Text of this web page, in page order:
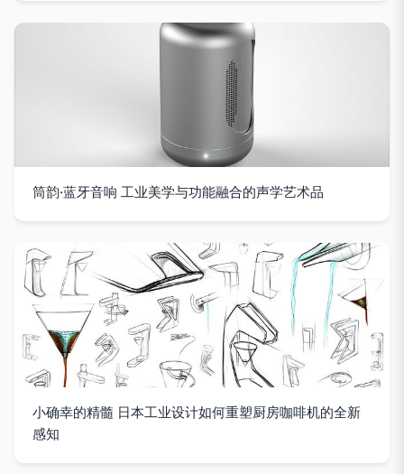
筒韵·蓝牙音响 工业美学与功能融合的声学艺术品
小确幸的精髓 日本工业设计如何重塑厨房咖啡机的全新
感知